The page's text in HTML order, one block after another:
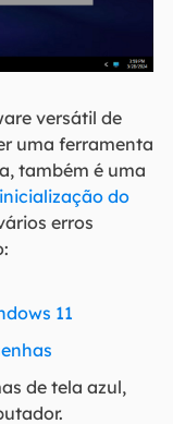
versátil de
uma ferramenta
também é uma
do
erros
11
de tela azul,